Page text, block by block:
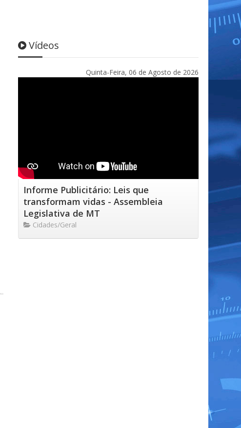
Vídeos
Quinta-Feira, 06 de Agosto de 2026
Informe Publicitário: Leis que
transformam vidas - Assembleia
Legislativa de MT
Cidades/Geral